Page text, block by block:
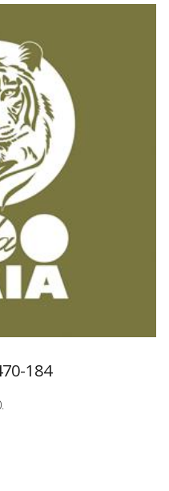
184
.